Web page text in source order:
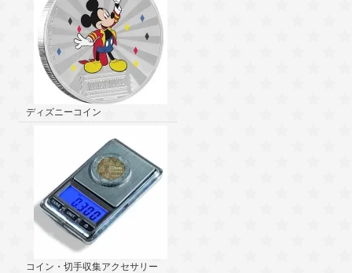
ディズニーコイン
コイン・切手収集アクセサリー